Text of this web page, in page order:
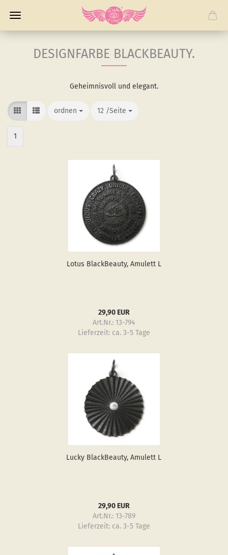
DESIGNFARBE BLACKBEAUTY.
Geheimnisvoll und elegant.
ordnen
ordnen 12 /Seite
/Seite
1
Lotus Black­Be­au­ty, Amu­lett L
29,90 EUR
Art.Nr.: 13-794
Lieferzeit: ca. 3-5 Tage
Lucky Black­Be­au­ty, Amu­lett L
29,90 EUR
Art.Nr.: 13-789
Lieferzeit: ca. 3-5 Tage